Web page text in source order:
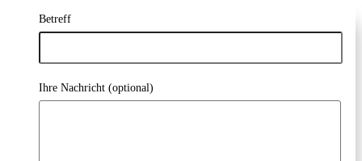
Betreff
Ihre Nachricht (optional)